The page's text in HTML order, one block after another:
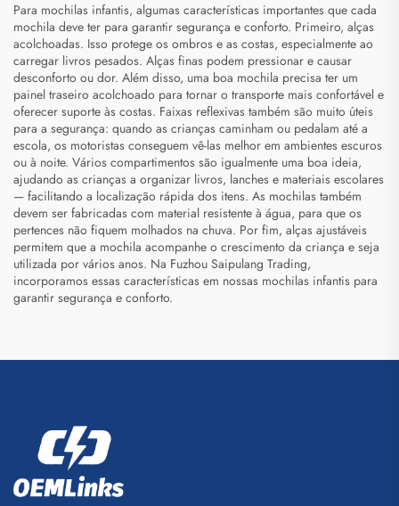
Para mochilas infantis, algumas características importantes que cada
mochila deve ter para garantir segurança e conforto. Primeiro, alças
acolchoadas. Isso protege os ombros e as costas, especialmente ao
carregar livros pesados. Alças finas podem pressionar e causar
desconforto ou dor. Além disso, uma boa mochila precisa ter um
painel traseiro acolchoado para tornar o transporte mais confortável e
oferecer suporte às costas. Faixas reflexivas também são muito úteis
para a segurança: quando as crianças caminham ou pedalam até a
escola, os motoristas conseguem vê-las melhor em ambientes escuros
ou à noite. Vários compartimentos são igualmente uma boa ideia,
ajudando as crianças a organizar livros, lanches e materiais escolares
— facilitando a localização rápida dos itens. As mochilas também
devem ser fabricadas com material resistente à água, para que os
pertences não fiquem molhados na chuva. Por fim, alças ajustáveis
permitem que a mochila acompanhe o crescimento da criança e seja
utilizada por vários anos. Na Fuzhou Saipulang Trading,
incorporamos essas características em nossas mochilas infantis para
garantir segurança e conforto.